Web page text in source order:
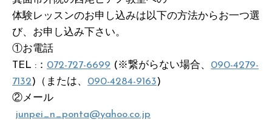
体験レッスンのお申し込みは以下の方法からお一つ選
び、お申し込み下さい。
①お電話
TEL :： 072-727-6699 (※繋がらない場合、 090-4279-
7132)（または、 090-4284-9163)
②メール
junpei_n_ponta@yahoo.co.jp